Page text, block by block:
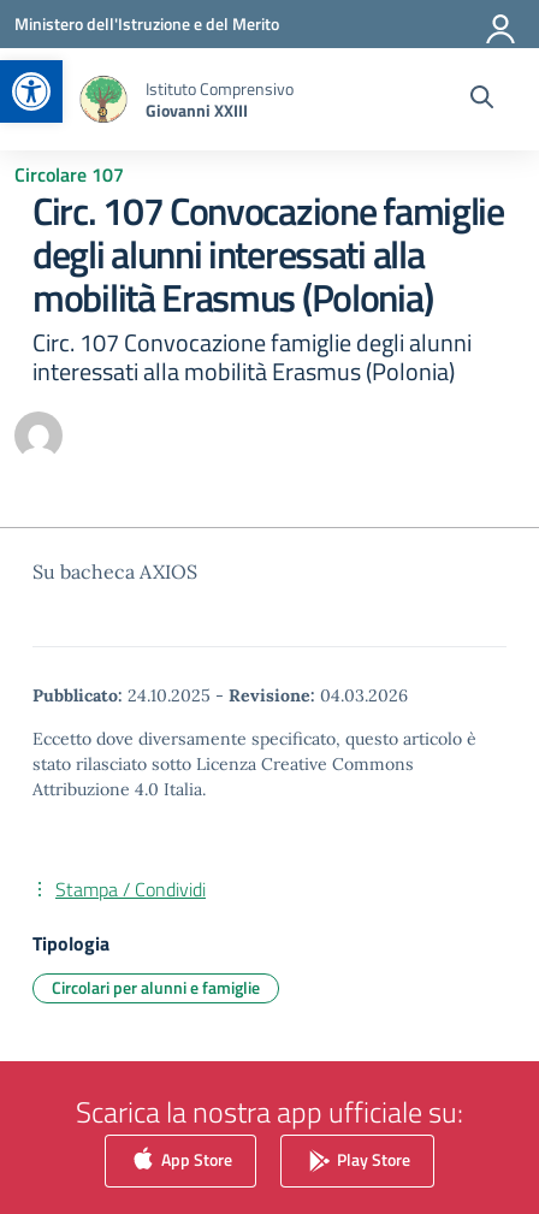
Apri la barra degli strumenti
Vai ai contenuti
Vai al menu di navigazione
Vai al footer
Ministero dell'Istruzione e del Merito
Istituto Comprensivo
Giovanni XXIII
Circolare 107
Circ. 107 Convocazione famiglie
degli alunni interessati alla
mobilità Erasmus (Polonia)
Circ. 107 Convocazione famiglie degli alunni
interessati alla mobilità Erasmus (Polonia)
Su bacheca AXIOS
Pubblicato: 24.10.2025 - Revisione: 04.03.2026
Eccetto dove diversamente specificato, questo articolo è
stato rilasciato sotto Licenza Creative Commons
Attribuzione 4.0 Italia.
Stampa / Condividi
Tipologia
Circolari per alunni e famiglie
Scarica la nostra app ufficiale su:
App Store Play Store